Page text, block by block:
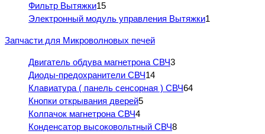
Фильтр Вытяжки15
Электронный модуль управления Вытяжки1
Запчасти для Микроволновых печей
Двигатель обдува магнетрона СВЧ3
Диоды-предохранители СВЧ14
Клавиатура ( панель сенсорная ) СВЧ64
Кнопки открывания дверей5
Колпачок магнетрона СВЧ4
Конденсатор высоковольтный СВЧ8